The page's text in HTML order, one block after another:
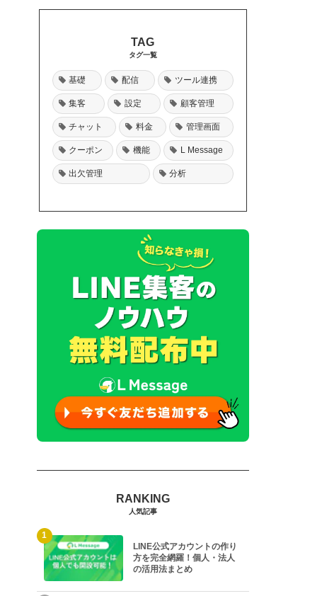
タグ一覧
基礎 配信 ツール連携
集客 設定 顧客管理
チャット 料金 管理画面
クーポン 機能 L Message
出欠管理 分析
人気記事
1
LINE公式アカウントの作り
方を完全網羅！個人・法人
の活用法まとめ